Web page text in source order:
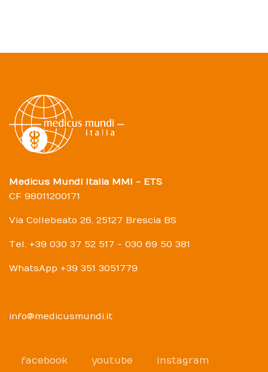
Medicus Mundi Italia MMI - ETS
CF 98011200171
Via Collebeato 26, 25127 Brescia BS
Tel. +39 030 37 52 517 - 030 69 50 381
WhatsApp +39 351 3051779
info@medicusmundi.it
facebook youtube instagram